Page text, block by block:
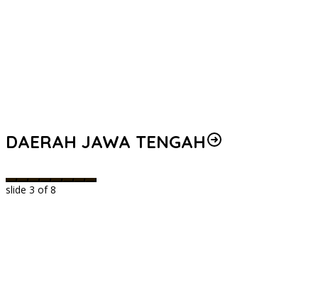
DAERAH JAWA TENGAH
slide 3 of 8